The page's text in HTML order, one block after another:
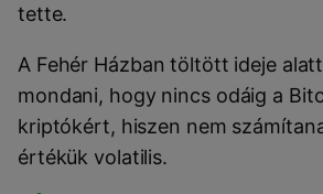
tette.
A Fehér Házban töltött ideje
mondani, hogy nincs odáig a
kriptókért, hiszen nem
értékük volatilis.